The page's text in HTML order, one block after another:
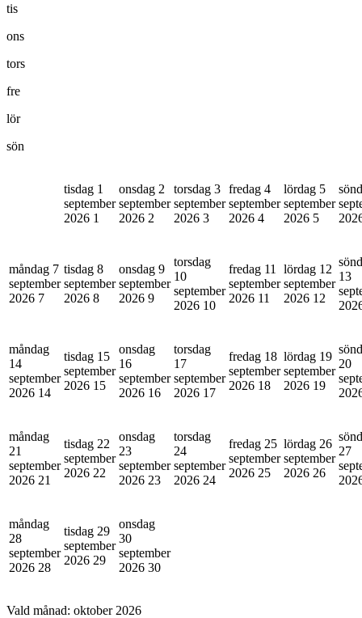
tis
ons
tors
fre
lör
sön
tisdag 1
september
2026 1
onsdag 2
september
2026 2
torsdag 3
september
2026 3
fredag 4
september
2026 4
lördag 5
september
2026 5
måndag 7
september
2026 7
tisdag 8
september
2026 8
onsdag 9
september
2026 9
torsdag
10
september
2026 10
fredag 11
september
2026 11
lördag 12
september
2026 12
13
måndag
14
september
2026 14
tisdag 15
september
2026 15
onsdag
16
september
2026 16
torsdag
17
september
2026 17
fredag 18
september
2026 18
lördag 19
september
2026 19
20
måndag
21
september
2026 21
tisdag 22
september
2026 22
onsdag
23
september
2026 23
torsdag
24
september
2026 24
fredag 25
september
2026 25
lördag 26
september
2026 26
27
måndag
28
september
2026 28
tisdag 29
september
2026 29
onsdag
30
september
2026 30
Vald månad: oktober 2026